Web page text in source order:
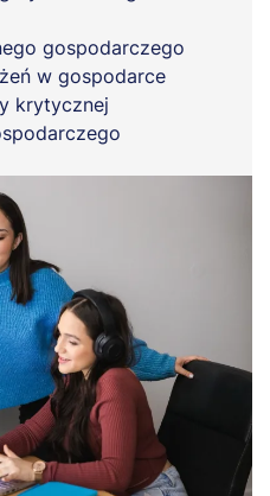
gospodarczego
w gospodarce
krytycznej